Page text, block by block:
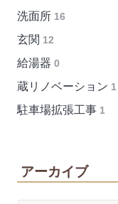
洗面所 16
玄関 12
給湯器 0
蔵リノベーション 1
駐車場拡張工事 1
アーカイブ